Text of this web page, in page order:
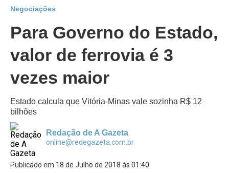
Negociações
Para Governo do Estado,
valor de ferrovia é 3
vezes maior
Estado calcula que Vitória-Minas vale sozinha R$ 12
bilhões
Redação de A Gazeta
online@redegazeta.com.br
Publicado em 18 de Julho de 2018 às 01:40